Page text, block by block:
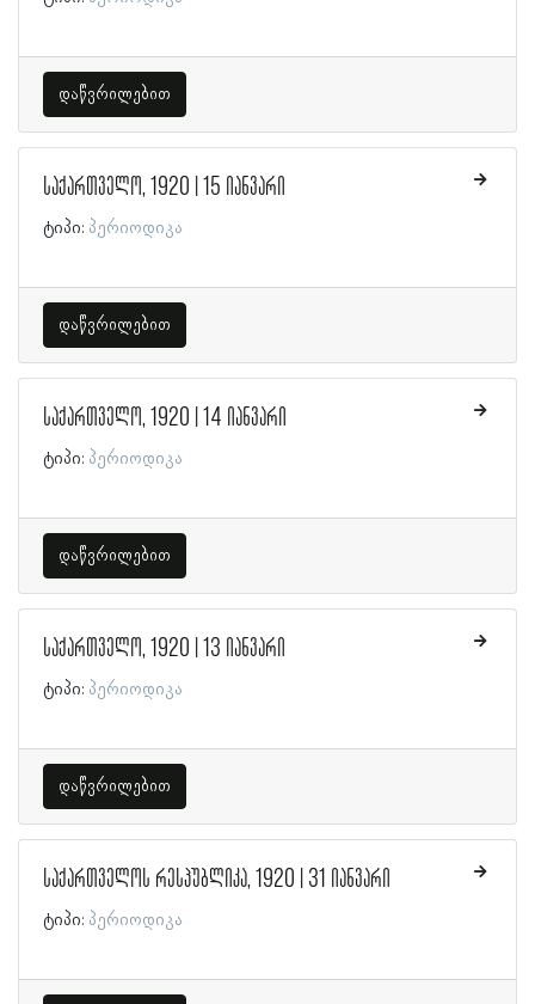
დაწვრილებით
საქართველო, 1920 | 15 იანვარი
ტიპი: პერიოდიკა
დაწვრილებით
საქართველო, 1920 | 14 იანვარი
ტიპი: პერიოდიკა
დაწვრილებით
საქართველო, 1920 | 13 იანვარი
ტიპი: პერიოდიკა
დაწვრილებით
საქართველოს რესპუბლიკა, 1920 | 31 იანვარი
ტიპი: პერიოდიკა